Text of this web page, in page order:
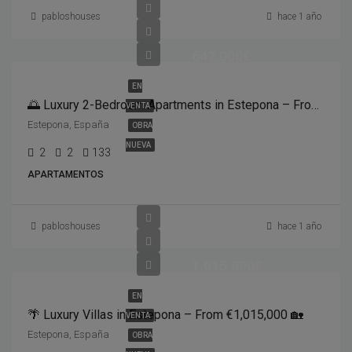
pabloshouses hace 1 año
EN
VENTA
OBRA
NUEVA
🌅 Luxury 2-Bedroom Apartments in Estepona – From €642,000🏖️ 133m² Built | 🛏️ 2 Bedrooms | 🛁 2 Bathrooms | 🏊‍♀️ Community Pool
Estepona, España
2 2 133
APARTAMENTOS
pabloshouses hace 1 año
EN
VENTA
OBRA
🌴 Luxury Villas in Estepona – From €1,015,000 🏡
Estepona, España